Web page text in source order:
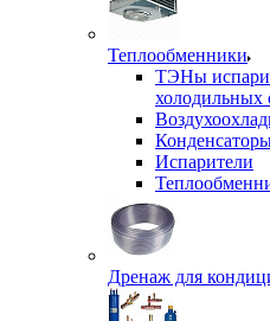
Теплообменники
ТЭНы
холодильных
Испарители
Дренаж для